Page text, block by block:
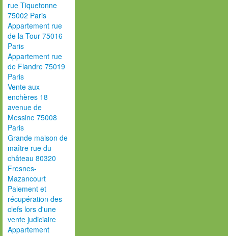
rue Tiquetonne
75002 Paris
Appartement rue
de la Tour 75016
Paris
Appartement rue
de Flandre 75019
Paris
Vente aux
enchères 18
avenue de
Messine 75008
Paris
Grande maison de
maître rue du
château 80320
Fresnes-
Mazancourt
Paiement et
récupération des
clefs lors d'une
vente judiciaire
Appartement